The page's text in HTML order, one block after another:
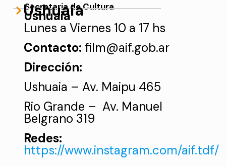
Secretaria de Cultura
Ushuaia
Ushuaia
Lunes a Viernes 10 a 17 hs
Contacto: film@aif.gob.ar
Dirección:
Ushuaia – Av. Maipu 465
Rio Grande – Av. Manuel
Belgrano 319
Redes:
https://www.instagram.com/aif.tdf/